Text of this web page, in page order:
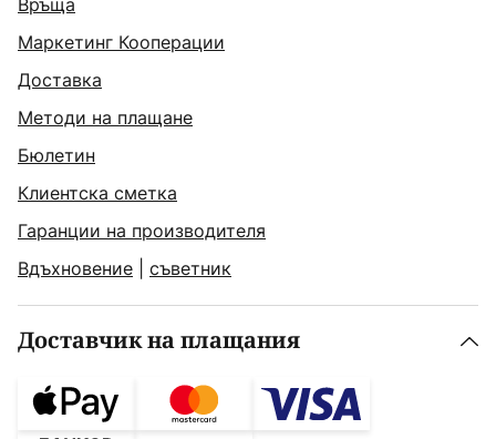
Маркетинг Кооперации
Доставка
Методи на плащане
Бюлетин
Клиентска сметка
Гаранции на производителя
Вдъхновение
съветник
Доставчик на плащания